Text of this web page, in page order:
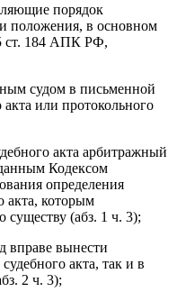
порядок
положения, в основном
ст. 184 АПК РФ,
судом в письменной
или протокольного
акта арбитражный
Кодексом
определения
акта, которым
существу (абз. 1 ч. 3);
вправе вынести
акта, так и в
2 ч. 3);